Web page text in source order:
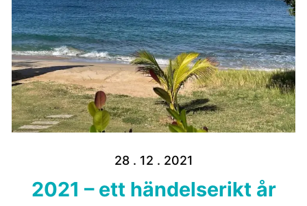
28 . 12 . 2021
2021 – ett händelserikt år